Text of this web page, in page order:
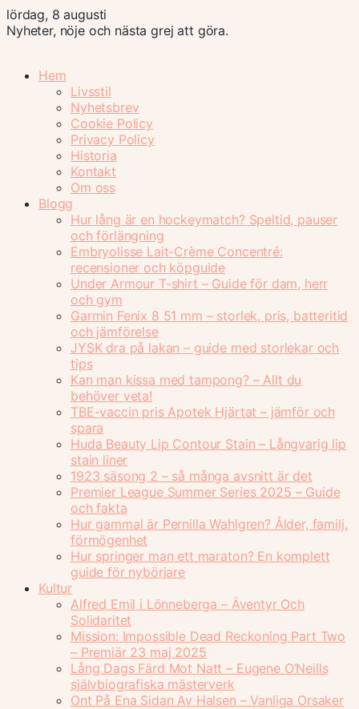
lördag, 8 augusti
Nyheter, nöje och nästa grej att göra.
Hem
Livsstil
Nyhetsbrev
Cookie Policy
Privacy Policy
Historia
Kontakt
Om oss
Blogg
Hur lång är en hockeymatch? Speltid, pauser
och förlängning
Embryolisse Lait-Crème Concentré:
recensioner och köpguide
Under Armour T-shirt – Guide för dam, herr
och gym
Garmin Fenix 8 51 mm – storlek, pris, batteritid
och jämförelse
JYSK dra på lakan – guide med storlekar och
tips
Kan man kissa med tampong? – Allt du
behöver veta!
TBE-vaccin pris Apotek Hjärtat – jämför och
spara
Huda Beauty Lip Contour Stain – Långvarig lip
stain liner
1923 säsong 2 – så många avsnitt är det
Premier League Summer Series 2025 – Guide
och fakta
Hur gammal är Pernilla Wahlgren? Ålder, familj,
förmögenhet
Hur springer man ett maraton? En komplett
guide för nybörjare
Kultur
Alfred Emil i Lönneberga – Äventyr Och
Solidaritet
Mission: Impossible Dead Reckoning Part Two
– Premiär 23 maj 2025
Lång Dags Färd Mot Natt – Eugene O’Neills
självbiografiska mästerverk
Ont På Ena Sidan Av Halsen – Vanliga Orsaker